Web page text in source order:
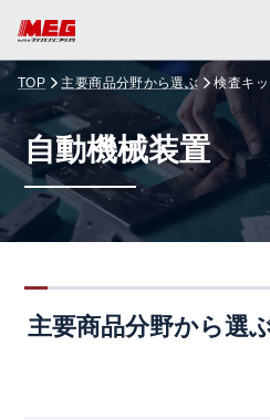
トップ
製品・サポート
企業情報
資料請求
TOP 主要商品分野から選ぶ 検査キッ
自動機械装置
主要商品分野から選